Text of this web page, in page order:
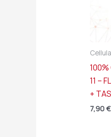
100%
11 –
+
7,90€